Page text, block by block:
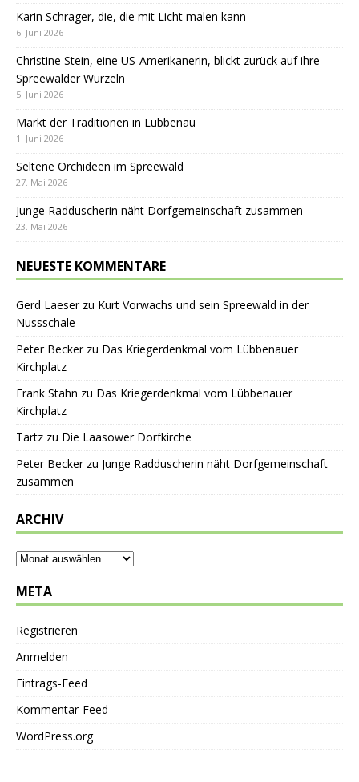
Karin Schrager, die, die mit Licht malen kann
6. Juni 2026
Christine Stein, eine US-Amerikanerin, blickt zurück auf ihre
Spreewälder Wurzeln
5. Juni 2026
Markt der Traditionen in Lübbenau
1. Juni 2026
Seltene Orchideen im Spreewald
27. Mai 2026
Junge Radduscherin näht Dorfgemeinschaft zusammen
23. Mai 2026
NEUESTE KOMMENTARE
Gerd Laeserzu Kurt Vorwachs und sein Spreewald in der
Nussschale
Peter Beckerzu Das Kriegerdenkmal vom Lübbenauer
Kirchplatz
Frank Stahn zu Das Kriegerdenkmal vom Lübbenauer
Kirchplatz
Tartz zu Die Laasower Dorfkirche
Peter Beckerzu Junge Radduscherin näht Dorfgemeinschaft
zusammen
ARCHIV
META
Registrieren
Anmelden
Eintrags-Feed
Kommentar-Feed
WordPress.org